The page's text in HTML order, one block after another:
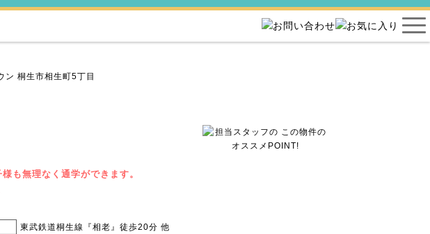
ン 桐生市相生町5丁目
も無理なく通学ができます。
東武鉄道桐生線『相老』徒歩20分 他